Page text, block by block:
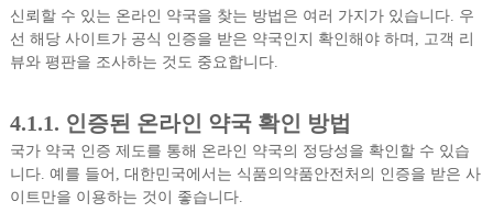
신뢰할 수 있는 온라인 약국을 찾는 방법은 여러 가지가 있습니다. 우
선 해당 사이트가 공식 인증을 받은 약국인지 확인해야 하며, 고객 리
뷰와 평판을 조사하는 것도 중요합니다.
4.1.1. 인증된 온라인 약국 확인 방법
국가 약국 인증 제도를 통해 온라인 약국의 정당성을 확인할 수 있습
니다. 예를 들어, 대한민국에서는 식품의약품안전처의 인증을 받은 사
이트만을 이용하는 것이 좋습니다.